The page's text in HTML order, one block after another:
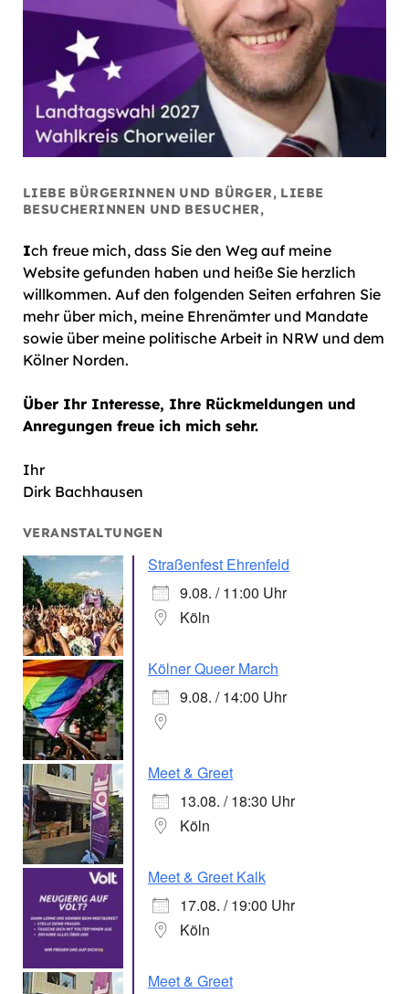
LIEBE BÜRGERINNEN UND BÜRGER, LIEBE
BESUCHERINNEN UND BESUCHER,
Ich freue mich, dass Sie den Weg auf meine
Website gefunden haben und heiße Sie herzlich
willkommen. Auf den folgenden Seiten erfahren Sie
mehr über mich, meine Ehrenämter und Mandate
sowie über meine politische Arbeit in NRW und dem
Kölner Norden.
Über Ihr Interesse, Ihre Rückmeldungen und
Anregungen freue ich mich sehr.
Ihr
Dirk Bachhausen
VERANSTALTUNGEN
Straßenfest Ehrenfeld
9.08. / 11:00 Uhr
Köln
Kölner Queer March
9.08. / 14:00 Uhr
Meet & Greet
13.08. / 18:30 Uhr
Köln
Meet & Greet Kalk
17.08. / 19:00 Uhr
Köln
Meet & Greet